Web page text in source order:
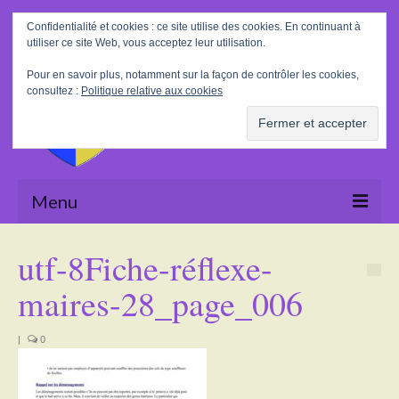
Rechercher
:
Menu
La Mairie
utf-8Fiche-réflexe-
maires-28_page_006
| 0
Confidentialité et cookies : ce site utilise des cookies. En continuant à
utiliser ce site Web, vous acceptez leur utilisation.
Pour en savoir plus, notamment sur la façon de contrôler les cookies,
consultez : Politique relative aux cookies